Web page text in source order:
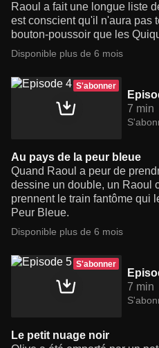
Raoul a fait une longue liste
est conscient qu'il n'aura pas
bouton-poussoir que les
Disponible plus de 6 mois
S'abonner
7 min
Au pays de la peur bleue
Quand Raoul a peur de
dessine un double, un Raoul
prennent le train fantôme qui
Peur Bleue.
Disponible plus de 6 mois
S'abonner
7 min
Le petit nuage noir